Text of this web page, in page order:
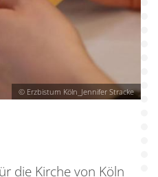
© Erzbistum Köln_Jennifer Stracke
die Kirche von Köln